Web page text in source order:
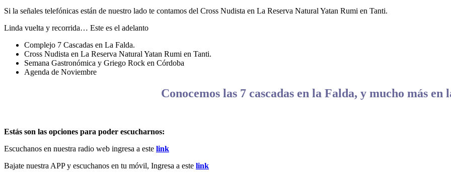
Si la señales telefónicas están de nuestro lado te contamos del Cross Nudista en La Reserva Natural Yatan Rumi en Tanti.
Linda vuelta y recorrida… Este es el adelanto
Complejo 7 Cascadas en La Falda.
Cross Nudista en La Reserva Natural Yatan Rumi en Tanti.
Semana Gastronómica y Griego Rock en Córdoba
Agenda de Noviembre
Conocemos las 7 cascadas en la Falda, y mucho más en
Estás son las opciones para poder escucharnos:
Escuchanos en nuestra radio web ingresa a este link
Bajate nuestra APP y escuchanos en tu móvil, Ingresa a este link